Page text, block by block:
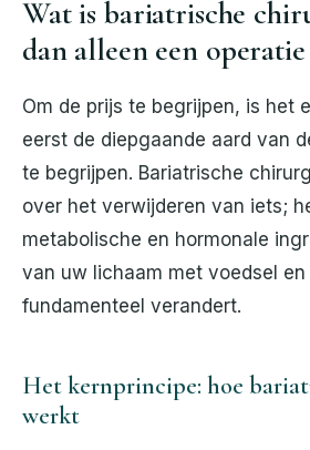
Wat is bariatrische
dan alleen een operatie
Om de prijs te begrijpen, is het
eerst de diepgaande aard van
te begrijpen. Bariatrische
over het verwijderen van iets;
metabolische en hormonale
van uw lichaam met voedsel en
fundamenteel verandert.
Het kernprincipe: hoe
werkt